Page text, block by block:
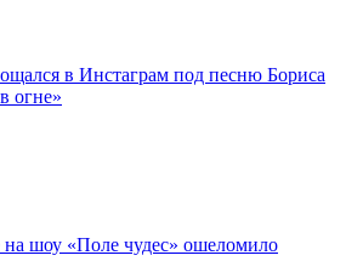
в Инстаграм под песню Бориса
огне»
шоу «Поле чудес» ошеломило